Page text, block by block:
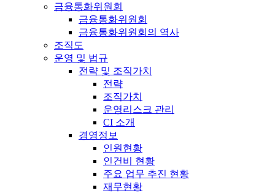
금융통화위원회
금융통화위원회
금융통화위원회의 역사
조직도
운영 및 법규
전략 및 조직가치
전략
조직가치
운영리스크 관리
CI 소개
경영정보
인원현황
인건비 현황
주요 업무 추진 현황
재무현황